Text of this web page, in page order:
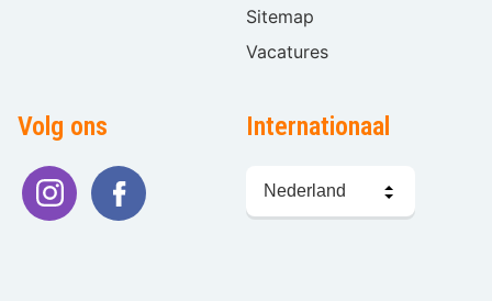
Sitemap
Vacatures
Volg ons Internationaal
kiezen